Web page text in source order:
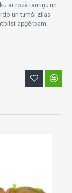
ar rozā tauriņu un
un tumši zilas
apģērbam.